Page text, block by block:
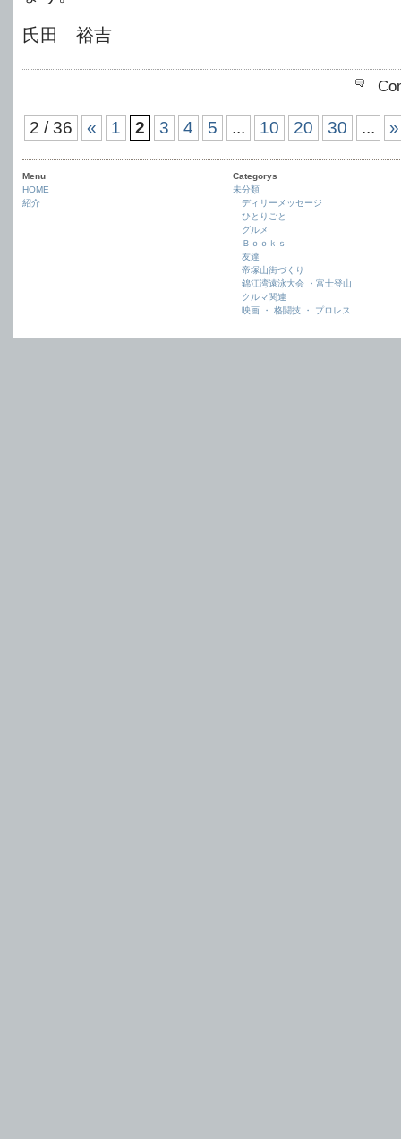
氏田 裕吉
2 / 36 « 1 2 3 4 5 ... 10 20 30 ... »
Menu
HOME
紹介
Categorys
未分類
ディリーメッセージ
ひとりごと
グルメ
Ｂｏｏｋｓ
友達
帝塚山街づくり
錦江湾遠泳大会 ・富士登山
クルマ関連
映画 ・ 格闘技 ・ プロレス